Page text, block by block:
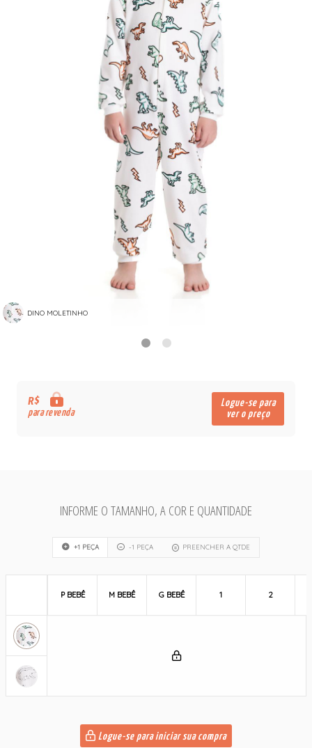
DINO MOLETINHO
R$
para revenda
Logue-se para
ver o preço
INFORME O TAMANHO, A COR E QUANTIDADE
+1 PEÇA -1 PEÇA PREENCHER A QTDE
P BEBÊ M BEBÊ G BEBÊ 1 2
Logue-se para iniciar sua compra